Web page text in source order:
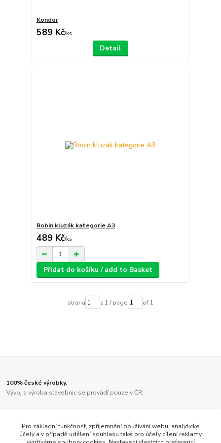
Kondor
589 Kč/ks
Detail
Robin kluzák kategorie A3
489 Kč/ks
Přidat do košíku / add to Basket
strana z 1 / page of 1
100% české výrobky.
Vývoj a výroba stavebnic se provádí pouze v ČR.
Ne činskou lampičkou, jako u většiny ostatních výrobců.
Pro základní funkčnost, zpříjemnění používání webu, analytické
účely a v případě udělení souhlasu také pro účely cílení reklamy